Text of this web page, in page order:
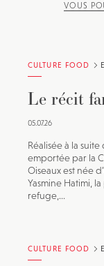
VOUS
CULTURE FOOD
Le récit
05.07.26
Réalisée à la
emportée par la
Oiseaux est née
Yasmine Hatimi,
refuge,...
CULTURE FOOD